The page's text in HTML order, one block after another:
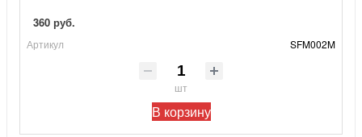
360 руб.
Артикул SFM002M
шт
В корзину